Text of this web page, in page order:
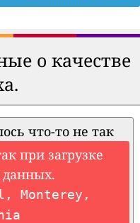
о качестве
что-то не так
при загрузке
данных.
Monterey,